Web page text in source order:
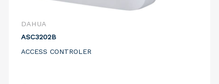
DAHUA
ASC3202B
ACCESS CONTROLER